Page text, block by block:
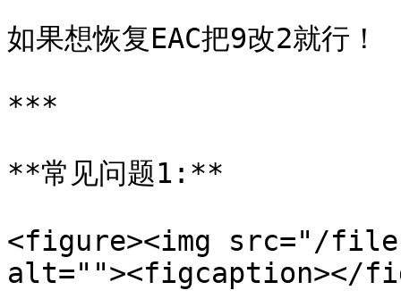
如果想恢复EAC把9改2就行！
***
**常见问题1:**
<figure><img src="/files/
alt=""><figcaption></